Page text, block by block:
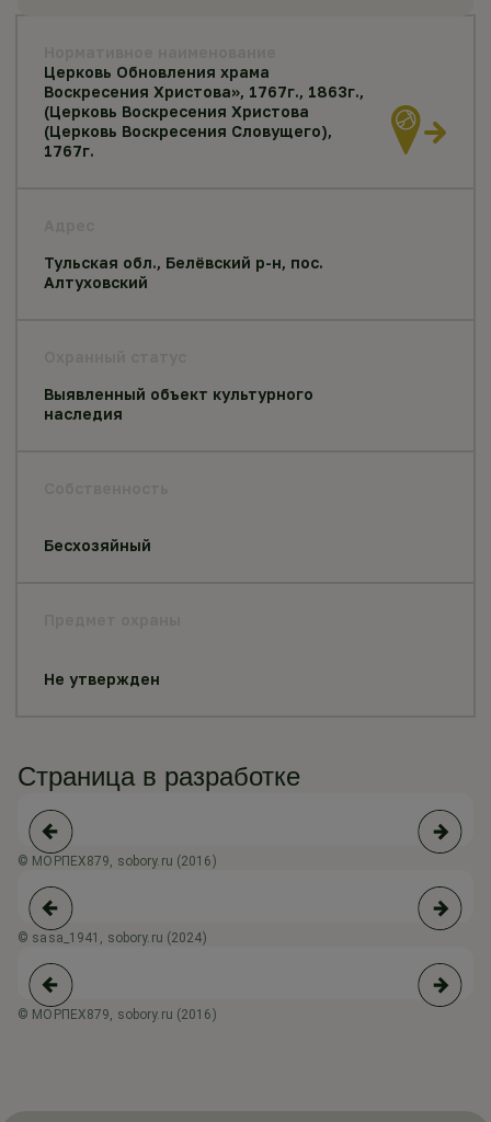
Церковь Обновления храма
Воскресения Христова», 1767г., 1863г.,
(Церковь Воскресения Христова
(Церковь Воскресения Словущего),
1767г.
Тульская обл., Белёвский р-н, пос.
Алтуховский
Выявленный объект культурного
наследия
Бесхозяйный
Не утвержден
Страница в разработке
© МОРПЕХ879, sobory.ru (2016)
© sasa_1941, sobory.ru (2024)
© МОРПЕХ879, sobory.ru (2016)